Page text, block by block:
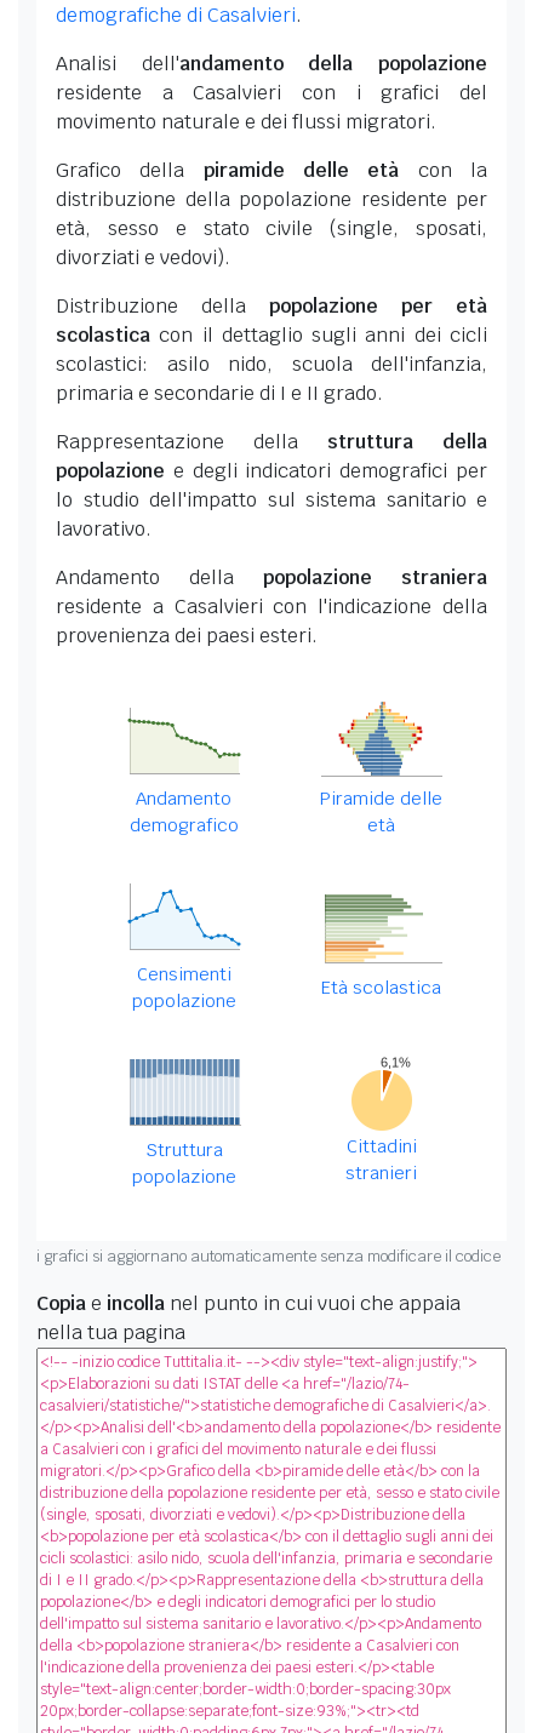
demografiche di Casalvieri.
Analisi dell'andamento della popolazione
residente a Casalvieri con i grafici del
movimento naturale e dei flussi migratori.
Grafico della piramide delle età con la
distribuzione della popolazione residente per
età, sesso e stato civile (single, sposati,
divorziati e vedovi).
Distribuzione della popolazione per età
scolastica con il dettaglio sugli anni dei cicli
scolastici: asilo nido, scuola dell'infanzia,
primaria e secondarie di I e II grado.
Rappresentazione della struttura della
popolazione e degli indicatori demografici per
lo studio dell'impatto sul sistema sanitario e
lavorativo.
Andamento della popolazione straniera
residente a Casalvieri con l'indicazione della
provenienza dei paesi esteri.
Andamento
demografico
Piramide delle
età
Censimenti
popolazione
Età scolastica
Struttura
popolazione
Cittadini
stranieri
i grafici si aggiornano automaticamente senza modificare il codice
Copiae incolla nel punto in cui vuoi che appaia
nella tua pagina